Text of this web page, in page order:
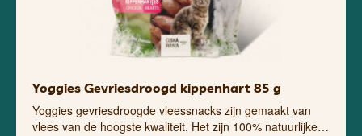
Yoggies Gevriesdroogd kippenhart 85 g
Yoggies gevriesdroogde vleessnacks zijn gemaakt van
vlees van de hoogste kwaliteit. Het zijn 100% natuurlijke…